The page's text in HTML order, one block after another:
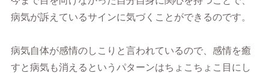
病気が訴えているサインに気づくことができるのです。
病気自体が感情のしこりと言われているので、感情を癒
すと病気も消えるというパターンはちょこちょこ目にし